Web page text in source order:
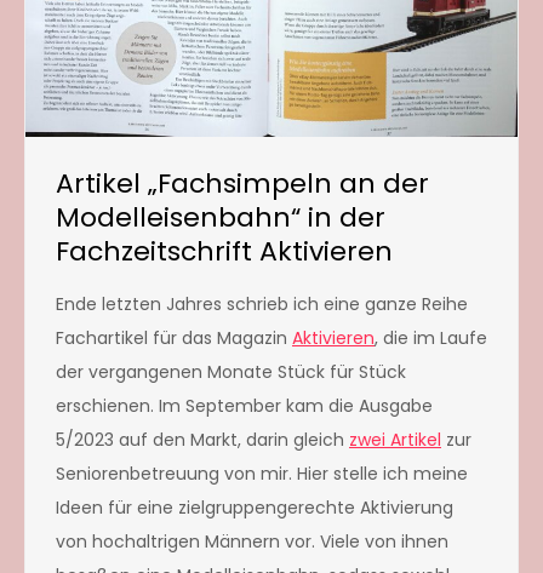
Artikel „Fachsimpeln an der
Modelleisenbahn“ in der
Fachzeitschrift Aktivieren
Ende letzten Jahres schrieb ich eine ganze Reihe
Fachartikel für das Magazin Aktivieren, die im Laufe
der vergangenen Monate Stück für Stück
erschienen. Im September kam die Ausgabe
5/2023 auf den Markt, darin gleich zwei Artikel zur
Seniorenbetreuung von mir. Hier stelle ich meine
Ideen für eine zielgruppengerechte Aktivierung
von hochaltrigen Männern vor. Viele von ihnen